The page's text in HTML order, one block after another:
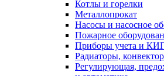
Котлы и горелки
Металлопрокат
Насосы и насосное
Пожарное
Приборы учета и
Радиаторы,
Регулирующая,